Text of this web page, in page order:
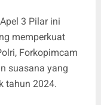
3 Pilar ini
memperkuat
Forkopimcam
suasana yang
tahun 2024.